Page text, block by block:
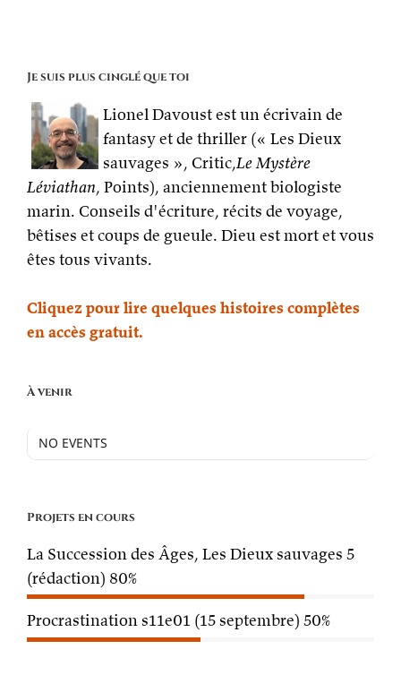
Je suis plus cinglé que toi
Lionel Davoust est un écrivain de
fantasy et de thriller (« Les Dieux
sauvages », Critic,Le Mystère
Léviathan, Points), anciennement biologiste
marin. Conseils d'écriture, récits de voyage,
bêtises et coups de gueule. Dieu est mort et vous
êtes tous vivants.
Cliquez pour lire quelques histoires complètes
en accès gratuit.
À venir
NO EVENTS
Projets en cours
La Succession des Âges, Les Dieux sauvages 5
(rédaction) 80%
Procrastination s11e01 (15 septembre) 50%